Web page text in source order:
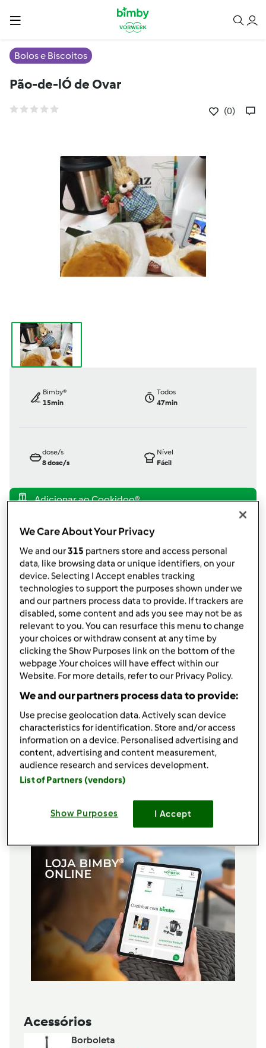
Bolos e Biscoitos
Pão-de-lÓ de Ovar
(0)
Bimby®
15min
Todos
47min
dose/s
8dose/s
Nível
Fácil
porCrispy
published: 27.03.2021
alterado: 05.12.2021
Adicionar às minhas coleções
Partilhar receita
Criar uma variante
Ingredientes
Pão-de-lÓ de Ovar
60gramafarinha
2unidadeovo
11gemas de ovo
Adicionar à lista de compras
Acessórios
Borboleta
We Care About Your Privacy
We and our315 partners store and access personal
data, like browsing data or unique identifiers, on your
device. Selecting I Accept enables tracking
technologies to support the purposes shown under we
and our partners process data to provide. If trackers are
disabled, some content and ads you see may not be as
relevant to you. You can resurface this menu to change
your choices or withdraw consent at any time by
clicking the Show Purposes link on the bottom of the
webpage .Your choices will have effect within our
Website. For more details, refer to our Privacy Policy.
We and our partners process data to provide:
Use precise geolocation data. Actively scan device
characteristics for identification. Store and/or access
information on a device. Personalised advertising and
content, advertising and content measurement,
audience research and services development.
List of Partners (vendors)
Show Purposes I Accept